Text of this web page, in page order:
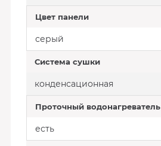
Цвет панели
серый
Система сушки
конденсационная
Проточный водонагреватель
есть